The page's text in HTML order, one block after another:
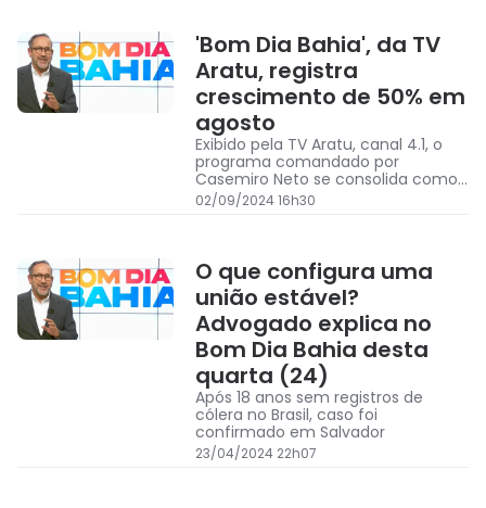
'Bom Dia Bahia', da TV
Aratu, registra
crescimento de 50% em
agosto
Exibido pela TV Aratu, canal 4.1, o
programa comandado por
Casemiro Neto se consolida como
uma das principais escolhas dos
baianos para começar o dia bem
02/09/2024 16h30
O que configura uma
união estável?
Advogado explica no
Bom Dia Bahia desta
quarta (24)
Após 18 anos sem registros de
cólera no Brasil, caso foi
confirmado em Salvador
23/04/2024 22h07